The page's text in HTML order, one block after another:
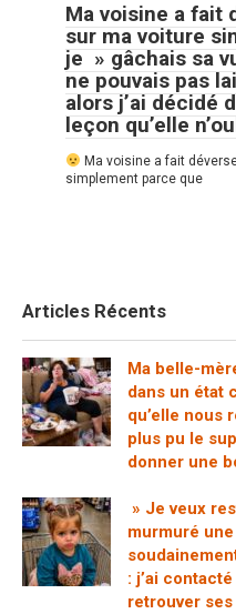
Ma voisine a fait
sur ma voiture
je » gâchais sa
ne pouvais pas
alors j’ai décidé
leçon qu’elle
Ma voisine a fait
simplement parce que
Articles Récents
Ma belle-
dans un état
qu’elle nous
plus pu le
donner une
» Je veux
murmuré
: j’ai
retrouver ses